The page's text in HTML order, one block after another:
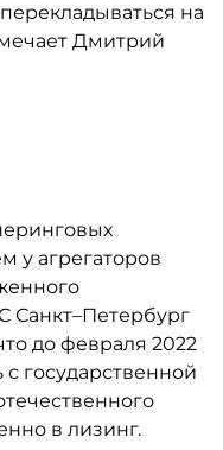
на
Дмитрий
у агрегаторов
Санкт–Петербург
до февраля 2022
государственной
в лизинг.